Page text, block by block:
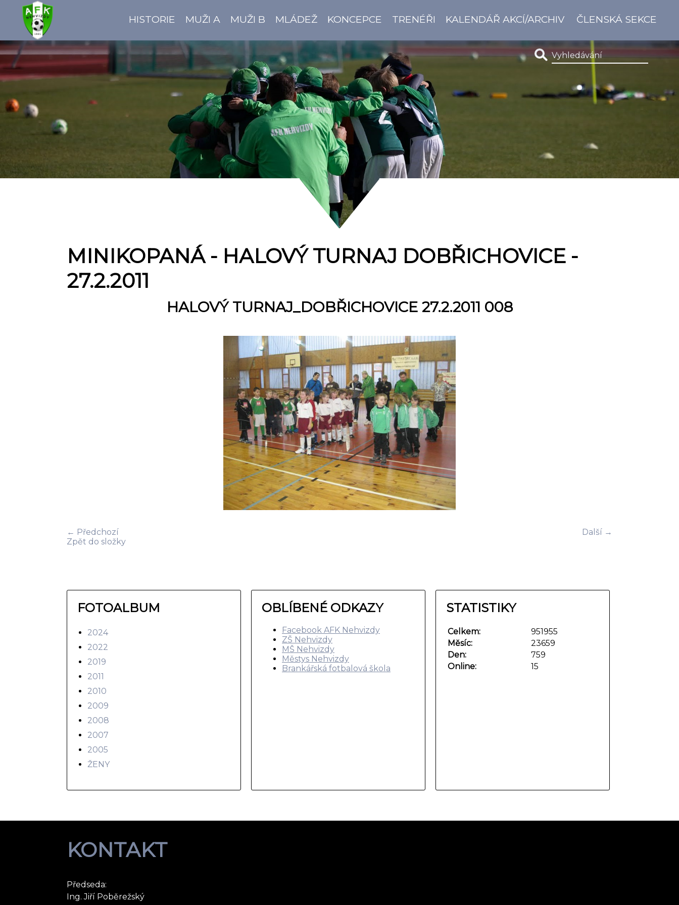
HISTORIE MUŽI A MUŽI B MLÁDEŽ KONCEPCE TRENÉŘI KALENDÁŘ AKCÍ/ARCHIV ČLENSKÁ SEKCE
MINIKOPANÁ - HALOVÝ TURNAJ DOBŘICHOVICE -
27.2.2011
HALOVÝ TURNAJ_DOBŘICHOVICE 27.2.2011 008
← Předchozí
Další →
Zpět do složky
FOTOALBUM
2024
2022
2019
2011
2010
2009
2008
2007
2005
ŽENY
OBLÍBENÉ ODKAZY
Facebook AFK Nehvizdy
ZŠ Nehvizdy
MŠ Nehvizdy
Městys Nehvizdy
Brankářská fotbalová škola
STATISTIKY
Online: 15
Celkem:
951955
Měsíc:
23659
Den:
759
KONTAKT
Předseda:
Ing. Jiří Poběrežský